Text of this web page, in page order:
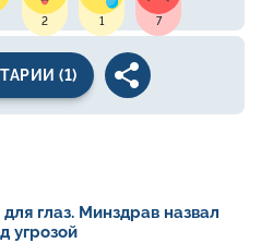
2 1 7
(1)
глаз. Минздрав назвал
угрозой